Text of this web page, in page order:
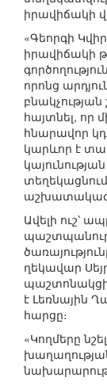
իրավիճակի
«Գեորգի
իրավիճակի
որոնց
հայտնել, որ
հնարավոր
կարևոր է
Ավելի ուշ՝
ղեկավար
է Լեռնային
հարցը։
«Կողմերը